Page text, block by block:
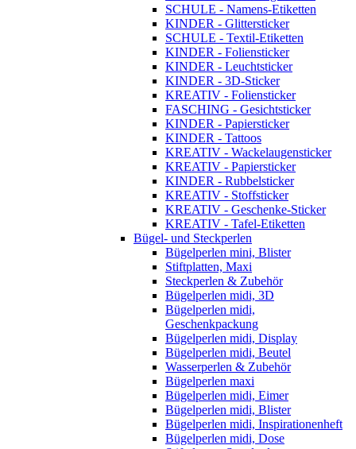
SCHULE - Namens-Etiketten
KINDER - Glittersticker
SCHULE - Textil-Etiketten
KINDER - Foliensticker
KINDER - Leuchtsticker
KINDER - 3D-Sticker
KREATIV - Foliensticker
FASCHING - Gesichtsticker
KINDER - Papiersticker
KINDER - Tattoos
KREATIV - Wackelaugensticker
KREATIV - Papiersticker
KINDER - Rubbelsticker
KREATIV - Stoffsticker
KREATIV - Geschenke-Sticker
KREATIV - Tafel-Etiketten
Bügel- und Steckperlen
Bügelperlen mini, Blister
Stiftplatten, Maxi
Steckperlen & Zubehör
Bügelperlen midi, 3D
Bügelperlen midi,
Geschenkpackung
Bügelperlen midi, Display
Bügelperlen midi, Beutel
Wasserperlen & Zubehör
Bügelperlen maxi
Bügelperlen midi, Eimer
Bügelperlen midi, Blister
Bügelperlen midi, Inspirationenheft
Bügelperlen midi, Dose